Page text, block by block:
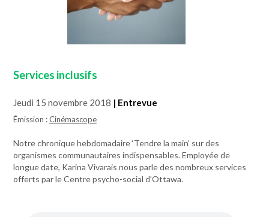
Services inclusifs
Jeudi 15 novembre 2018 | Entrevue
Émission :Cinémascope
Notre chronique hebdomadaire ‘Tendre la main’ sur des
organismes communautaires indispensables. Employée de
longue date, Karina Vivarais nous parle des nombreux services
offerts par le Centre psycho-social d’Ottawa.